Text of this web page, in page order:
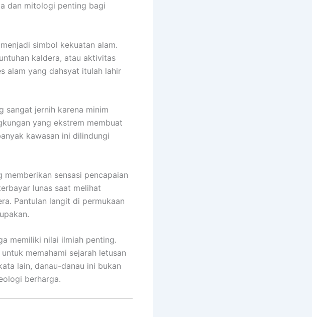
dan mitologi penting bagi
simbol kekuatan alam.
kaldera, atau aktivitas
alam yang dahsyat itulah lahir
sangat jernih karena minim
yang ekstrem membuat
kawasan ini dilindungi
sensasi pencapaian
lunas saat melihat
Pantulan langit di permukaan
memiliki nilai ilmiah penting.
memahami sejarah letusan
lain, danau-danau ini bukan
berharga.